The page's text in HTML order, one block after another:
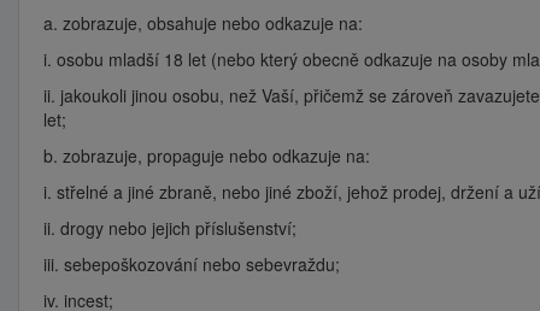
a. zobrazuje, obsahuje nebo odkazuje na:
i. osobu mladší 18 let (nebo který obecně odkazuje na osoby
ii. jakoukoli jinou osobu, než Vaší, přičemž se zároveň
let;
b. zobrazuje, propaguje nebo odkazuje na:
i. střelné a jiné zbraně, nebo jiné zboží, jehož prodej, držení a
ii. drogy nebo jejich příslušenství;
iii. sebepoškozování nebo sebevraždu;
iv. incest;